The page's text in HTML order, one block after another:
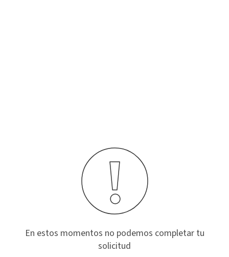
En estos momentos no podemos completar tu
solicitud